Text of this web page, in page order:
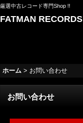
厳選中古レコード専門Shop !!
FATMAN RECORDS
ホーム > お問い合わせ
お問い合わせ